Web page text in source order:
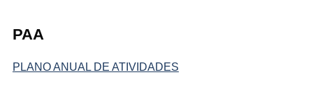
PAA
PLANO ANUAL DE ATIVIDADES